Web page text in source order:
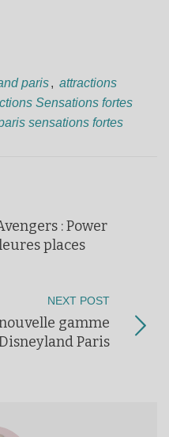
paris, attractions
Sensations fortes
sensations fortes
: Power
places
NEXT POST
gamme
Paris